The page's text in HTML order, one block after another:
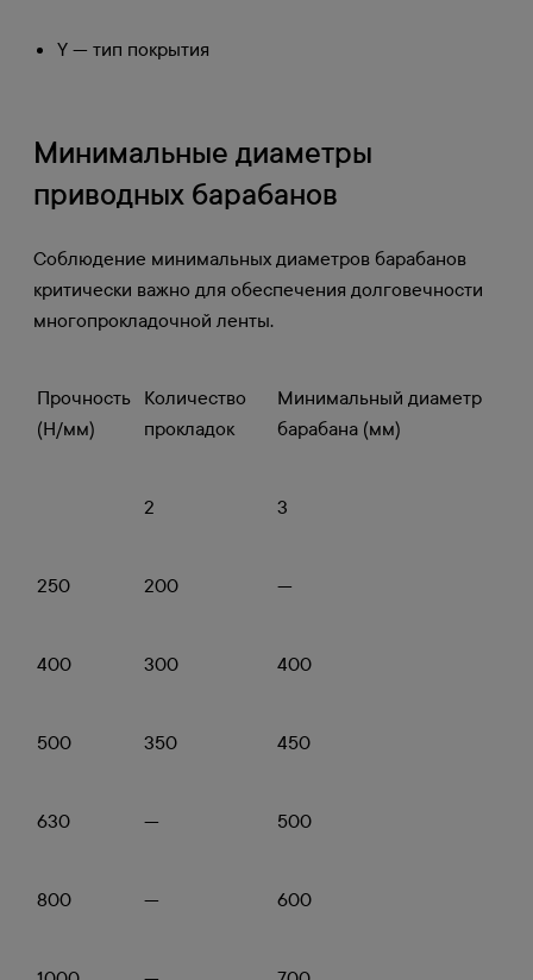
Y — тип покрытия
Минимальные диаметры
приводных барабанов
Соблюдение минимальных диаметров барабанов
критически важно для обеспечения долговечности
многопрокладочной ленты.
Прочность
(Н/мм)
Количество
прокладок
Минимальный диаметр
барабана (мм)
2 3
250 200 —
400 300 400
500 350 450
630 — 500
800 — 600